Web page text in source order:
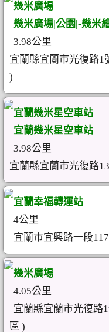
幾米廣場
幾米廣場|公園|-幾米
3.98公里
宜蘭縣宜蘭市光復路1
)
宜蘭幾米星空車站
宜蘭幾米星空車站
3.98公里
宜蘭縣宜蘭市光復路
宜蘭幸福轉運站
4公里
宜蘭市宜興路一段
幾米廣場
4.05公里
宜蘭縣宜蘭市光復路
區 )